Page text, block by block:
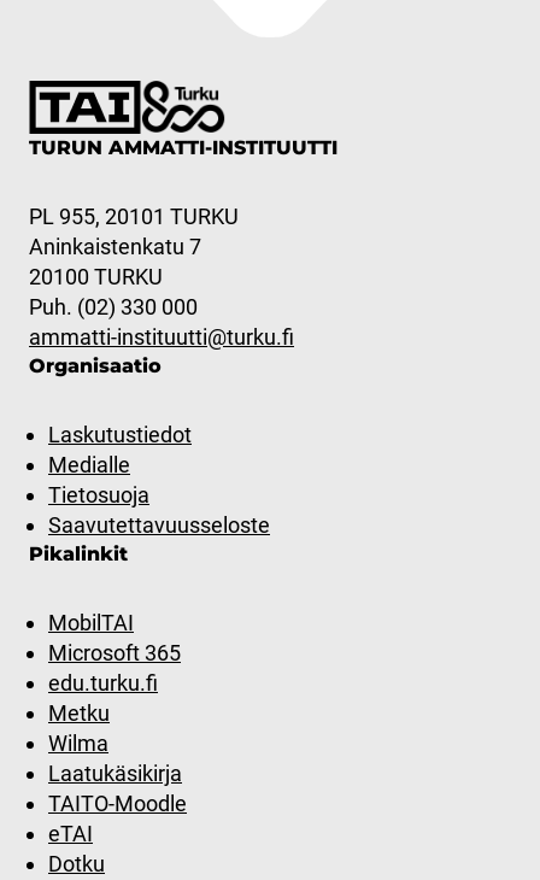
TURUN AMMATTI-INSTITUUTTI
PL 955, 20101 TURKU
Aninkaistenkatu 7
20100 TURKU
Puh. (02) 330 000
ammatti-instituutti@turku.fi
Organisaatio
Laskutustiedot
Medialle
Tietosuoja
Saavutettavuusseloste
Pikalinkit
MobilTAI
Microsoft 365
edu.turku.fi
Metku
Wilma
Laatukäsikirja
TAITO-Moodle
eTAI
Dotku